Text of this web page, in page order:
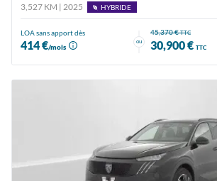
3,527 KM | 2025
HYBRIDE
LOA sans apport dès
414 €/mois
ou
45,370 €TTC
30,900 € TTC